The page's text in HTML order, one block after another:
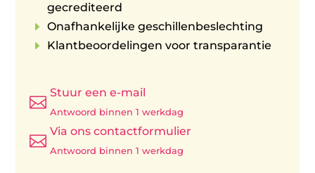
gecrediteerd
E Onafhankelijke geschillenbeslechting
E Klantbeoordelingen voor transparantie

Stuur een e-mail
Antwoord binnen 1 werkdag

Via ons contactformulier
Antwoord binnen 1 werkdag